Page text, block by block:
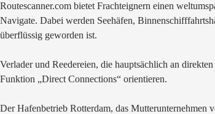
Routescanner.com bietet Frachteignern einen
Navigate. Dabei werden Seehäfen,
überflüssig geworden ist.
Verlader und Reedereien, die hauptsächlich an
Funktion „Direct Connections“ orientieren.
Der Hafenbetrieb Rotterdam, das Mutterunternehmen